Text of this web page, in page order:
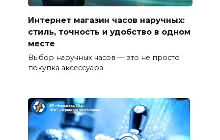
Интернет магазин часов наручных:
стиль, точность и удобство в одном
месте
Выбор наручных часов — это не просто
покупка аксессуара